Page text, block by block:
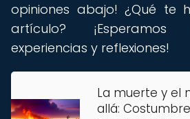
opiniones abajo! ¿Qué te
artículo?
experiencias y reflexiones!
La muerte y el
allá: